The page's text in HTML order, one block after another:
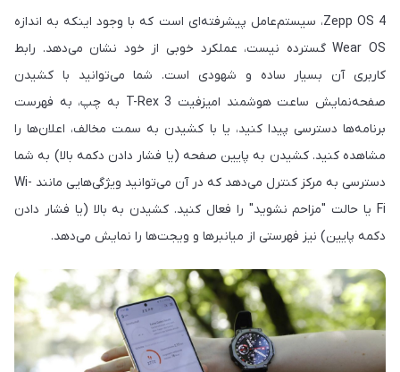
Zepp OS 4، سیستم‌عامل پیشرفته‌ای است که با وجود اینکه به اندازه
Wear OS گسترده نیست، عملکرد خوبی از خود نشان می‌دهد. رابط
کاربری آن بسیار ساده و شهودی است. شما می‌توانید با کشیدن
صفحه‌نمایش ساعت هوشمند امیزفیت T-Rex 3 به چپ، به فهرست
برنامه‌ها دسترسی پیدا کنید، یا با کشیدن به سمت مخالف، اعلان‌ها را
مشاهده کنید. کشیدن به پایین صفحه (یا فشار دادن دکمه بالا) به شما
دسترسی به مرکز کنترل می‌دهد که در آن می‌توانید ویژگی‌هایی مانند Wi-
Fi یا حالت "مزاحم نشوید" را فعال کنید. کشیدن به بالا (یا فشار دادن
دکمه پایین) نیز فهرستی از میانبرها و ویجت‌ها را نمایش می‌دهد.